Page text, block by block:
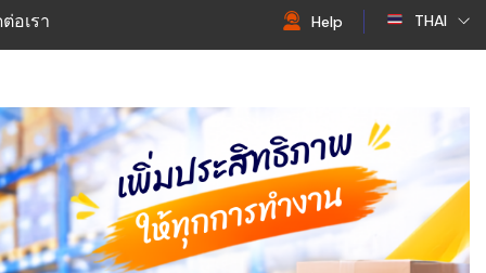
อเรา Help THAI
EN